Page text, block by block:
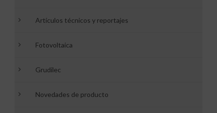
Artículos técnicos y reportajes
Fotovoltaica
Grudilec
Novedades de producto